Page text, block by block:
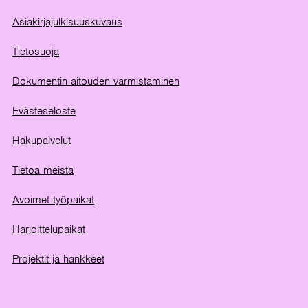
Asiakirjajulkisuuskuvaus
Tietosuoja
Dokumentin aitouden varmistaminen
Evästeseloste
Hakupalvelut
Tietoa meistä
Avoimet työpaikat
Harjoittelupaikat
Projektit ja hankkeet